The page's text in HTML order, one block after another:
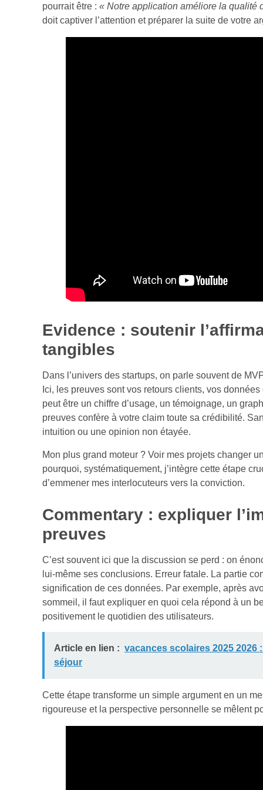
pourrait être : « Notre application améliore la qualité
doit captiver l’attention et préparer la suite de votre
Evidence : soutenir
tangibles
Dans l’univers des startups, on parle souvent de
Ici, les preuves sont vos retours clients, vos
peut être un chiffre d’usage, un témoignage, un
preuves confère à votre claim toute sa crédibilité.
intuition ou une opinion non étayée.
Mon plus grand moteur ? Voir mes projets changer
pourquoi, systématiquement, j’intègre cette étape
d’emmener mes interlocuteurs vers la conviction.
Commentary : expliquer
preuves
C’est souvent ici que la discussion se perd : on
lui-même ses conclusions. Erreur fatale. La partie
signification de ces données. Par exemple, après
sommeil, il faut expliquer en quoi cela répond à un
positivement le quotidien des utilisateurs.
Article en lien : vacances scolaires 2025
séjour
Cette étape transforme un simple argument en un
rigoureuse et la perspective personnelle se mêlent